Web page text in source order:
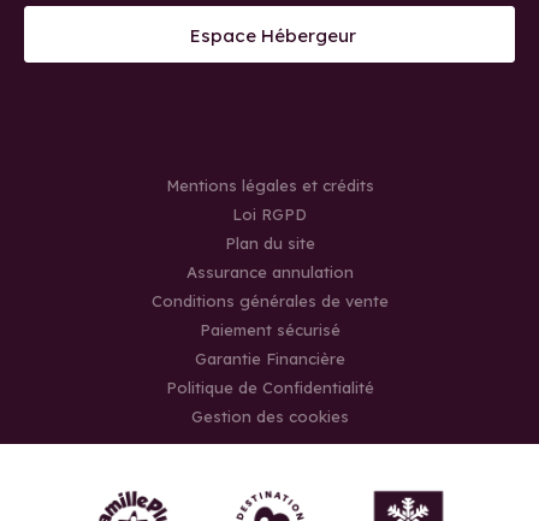
Espace Hébergeur
Mentions légales et crédits
Loi RGPD
Plan du site
Assurance annulation
Conditions générales de vente
Paiement sécurisé
Garantie Financière
Politique de Confidentialité
Gestion des cookies